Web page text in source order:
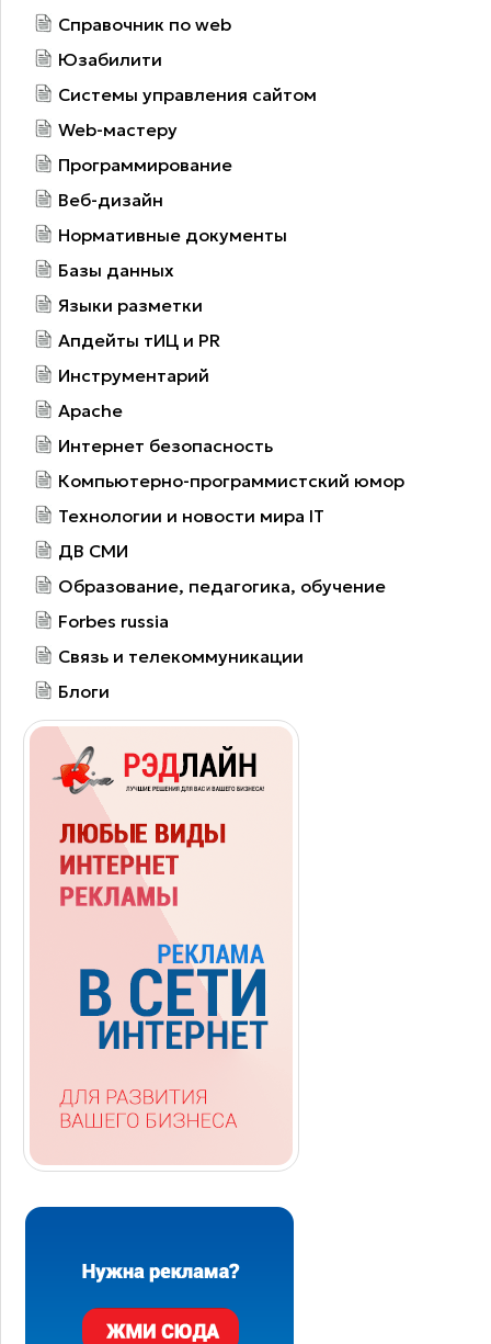
Справочник по web
Юзабилити
Системы управления сайтом
Web-мастеру
Программирование
Веб-дизайн
Нормативные документы
Базы данных
Языки разметки
Апдейты тИЦ и PR
Инструментарий
Apache
Интернет безопасность
Компьютерно-программистский юмор
Технологии и новости мира IT
ДВ СМИ
Образование, педагогика, обучение
Forbes russia
Связь и телекоммуникации
Блоги